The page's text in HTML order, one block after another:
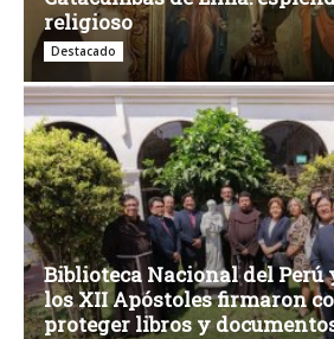
religioso
Destacado
Biblioteca Nacional del
los XII Apóstoles firmaron
proteger libros y